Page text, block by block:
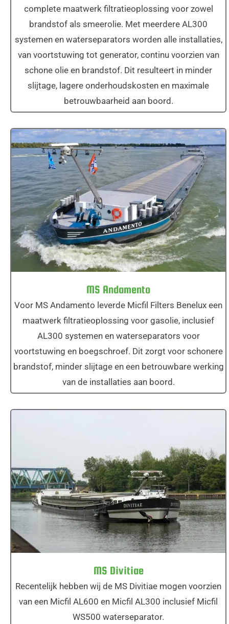
complete maatwerk filtratieoplossing voor zowel
brandstof als smeerolie. Met meerdere AL300
systemen en waterseparators worden alle installaties,
van voortstuwing tot generator, continu voorzien van
schone olie en brandstof. Dit resulteert in minder
slijtage, lagere onderhoudskosten en maximale
betrouwbaarheid aan boord.
MS Andamento
MS Andamento
Voor MS Andamento leverde Micfil Filters Benelux een
maatwerk filtratieoplossing voor gasolie, inclusief
AL300 systemen en waterseparators voor
voortstuwing en boegschroef. Dit zorgt voor schonere
brandstof, minder slijtage en een betrouwbare werking
van de installaties aan boord.
MS Divitiae
MS Divitiae
Recentelijk hebben wij de MS Divitiae mogen voorzien
van een Micfil AL600 en Micfil AL300 inclusief Micfil
WS500 waterseparator.